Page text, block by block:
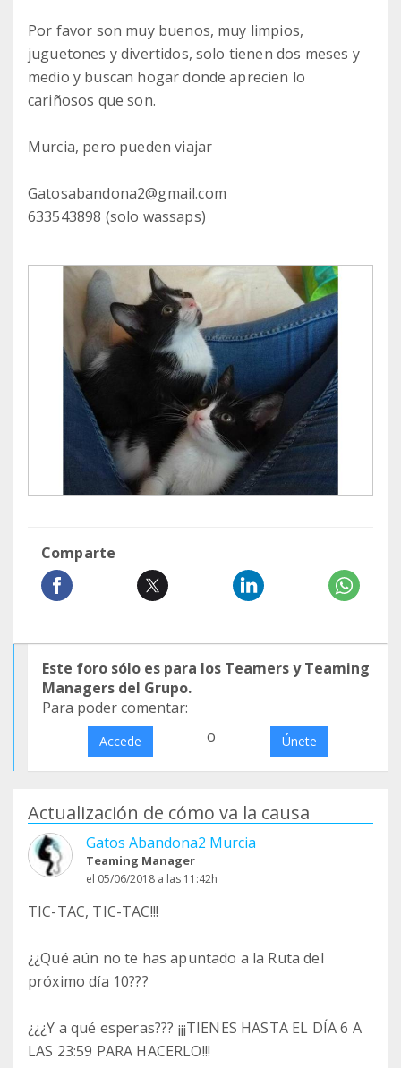
Por favor son muy buenos, muy limpios,
juguetones y divertidos, solo tienen dos meses y
medio y buscan hogar donde aprecien lo
cariñosos que son.
Murcia, pero pueden viajar
Gatosabandona2@gmail.com
633543898 (solo wassaps)
Comparte
Este foro sólo es para los Teamers y Teaming
Managers del Grupo.
Para poder comentar:
Accede o Únete
Actualización de cómo va la causa
Gatos Abandona2 Murcia
Teaming Manager
el 05/06/2018 a las 11:42h
TIC-TAC, TIC-TAC!!!
¿¿Qué aún no te has apuntado a la Ruta del
próximo día 10???
¿¿¿Y a qué esperas??? ¡¡¡TIENES HASTA EL DÍA 6 A
LAS 23:59 PARA HACERLO!!!